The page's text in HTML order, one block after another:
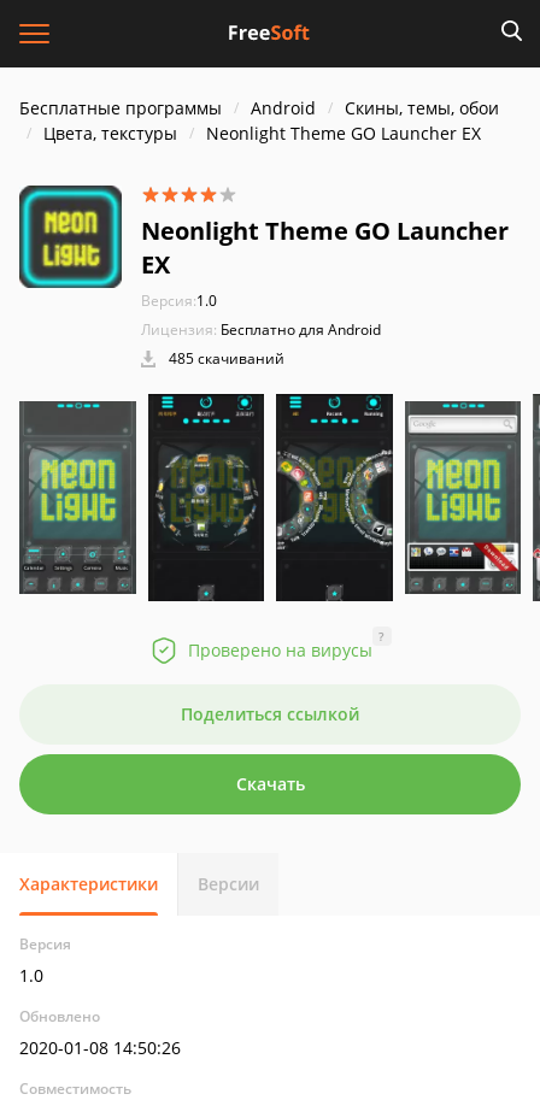
Бесплатные программы Android
Скины, темы, обои
Цвета, текстуры
Neonlight Theme GO Launcher EX
Neonlight Theme GO Launcher
EX
Версия:1.0
Лицензия: Бесплатно для Android
485 скачиваний
Проверено на вирусы
?
Поделиться ссылкой
Скачать
Характеристики Версии
Версия
1.0
Обновлено
2020-01-08 14:50:26
Совместимость